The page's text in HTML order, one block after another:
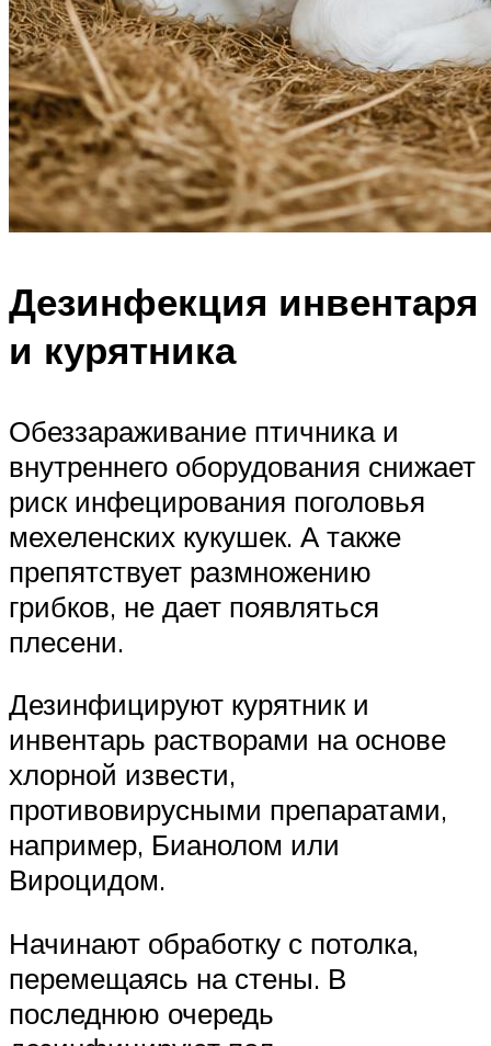
Дезинфекция инвентаря
и курятника
Обеззараживание птичника и
внутреннего оборудования снижает
риск инфецирования поголовья
мехеленских кукушек. А также
препятствует размножению
грибков, не дает появляться
плесени.
Дезинфицируют курятник и
инвентарь растворами на основе
хлорной извести,
противовирусными препаратами,
например, Бианолом или
Вироцидом.
Начинают обработку с потолка,
перемещаясь на стены. В
последнюю очередь